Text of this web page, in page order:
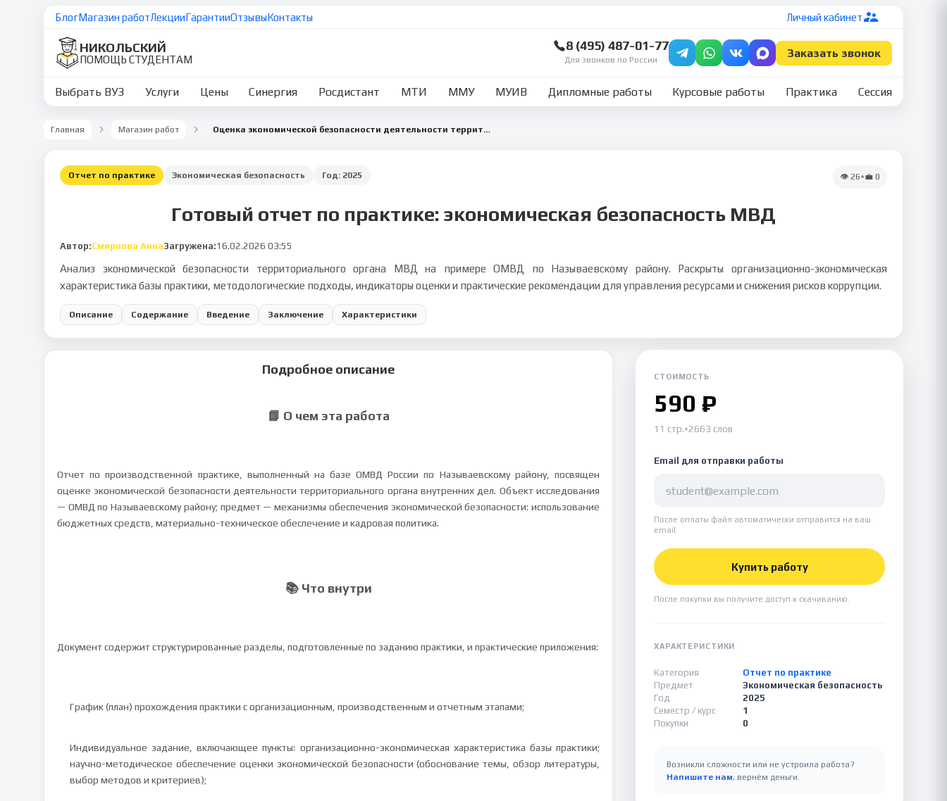
БлогМагазин работЛекцииГарантииОтзывыКонтакты Личный кабинет
НИКОЛЬСКИЙ
ПОМОЩЬ СТУДЕНТАМ
8 (495) 487-01-77
Для звонков по России
Заказать звонок
Выбрать ВУЗ Услуги Цены Синергия Росдистант МТИ ММУ МУИВ Дипломные работы Курсовые работы Практика Сессия
Главная Магазин работ Оценка экономической безопасности деятельности территориального органа МВД
Отчет по практике Экономическая безопасность Год: 2025 👁 26•💼 0
Готовый отчет по практике: экономическая безопасность МВД
Автор:Смирнова АннаЗагружена:16.02.2026 03:55
Анализ экономической безопасности территориального органа МВД на примере ОМВД по Называевскому району. Раскрыты организационно-экономическая
характеристика базы практики, методологические подходы, индикаторы оценки и практические рекомендации для управления ресурсами и снижения рисков коррупции.
Описание Содержание Введение Заключение Характеристики
Подробное описание
📘 О чем эта работа
Отчет по производственной практике, выполненный на базе ОМВД России по Называевскому району, посвящен
оценке экономической безопасности деятельности территориального органа внутренних дел. Объект исследования
— ОМВД по Называевскому району; предмет — механизмы обеспечения экономической безопасности: использование
бюджетных средств, материально-техническое обеспечение и кадровая политика.
📚 Что внутри
Документ содержит структурированные разделы, подготовленные по заданию практики, и практические приложения:
График (план) прохождения практики с организационным, производственным и отчетным этапами;
Индивидуальное задание, включающее пункты: организационно-экономическая характеристика базы практики;
научно-методическое обеспечение оценки экономической безопасности (обоснование темы, обзор литературы,
выбор методов и критериев);
СТОИМОСТЬ
590 ₽
11 стр.•2663 слов
Email для отправки работы
После оплаты файл автоматически отправится на ваш
email.
Купить работу
После покупки вы получите доступ к скачиванию.
ХАРАКТЕРИСТИКИ
Категория
Отчет по практике
Предмет
Экономическая безопасность
Год
2025
Семестр / курс
1
Покупки
0
Возникли сложности или не устроила работа?
Напишите нам, вернём деньги.